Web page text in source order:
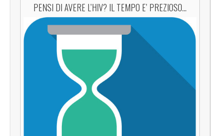
PENSI DI AVERE L’HIV? IL TEMPO E’ PREZIOSO…